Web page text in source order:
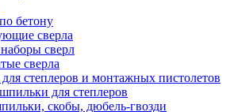
бетону
сверла
сверл
сверла
степлеров и монтажных пистолетов
для степлеров
скобы, дюбель-гвозди